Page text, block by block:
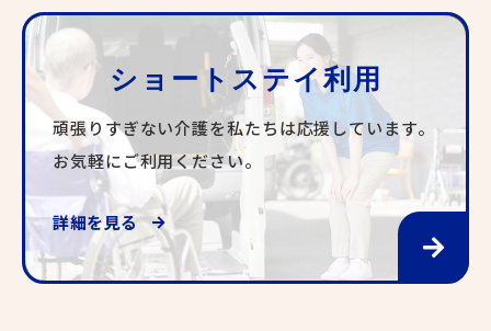
ショートステイ利用
頑張りすぎない介護を私たちは応援しています。
お気軽にご利用ください。
詳細を見る